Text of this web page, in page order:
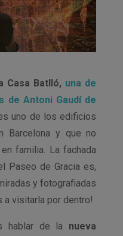
Casa Batlló, una de
de Antoni Gaudí de
uno de los edificios
Barcelona y que no
familia. La fachada
Paseo de Gracia es,
y fotografiadas
a visitarla por dentro!
hablar de la nueva